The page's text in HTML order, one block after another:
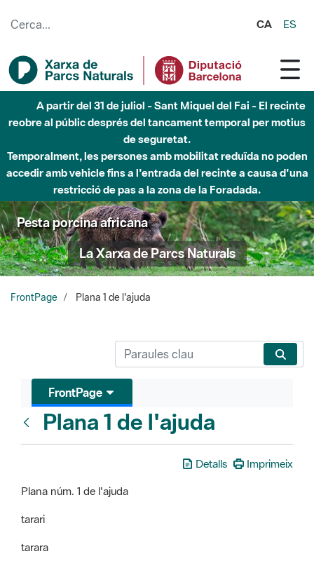
CA ES
A partir del 31 de juliol - Sant Miquel del Fai - El recinte
reobre al públic després del tancament temporal per motius
de seguretat.
Temporalment, les persones amb mobilitat reduïda no poden
accedir amb vehicle fins a l'entrada del recinte a causa d'una
restricció de pas a la zona de la Foradada.
Pesta porcina africana
La Xarxa de Parcs Naturals
FrontPage Plana 1 de l'ajuda
FrontPage
Plana 1 de l'ajuda
Detalls
Imprimeix
Plana núm. 1 de l'ajuda
tarari
tarara